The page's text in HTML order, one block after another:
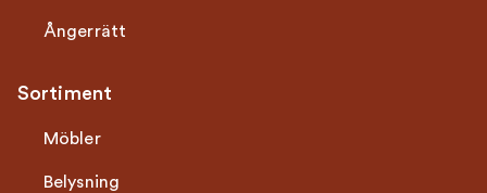
Ångerrätt
Sortiment
Möbler
Belysning